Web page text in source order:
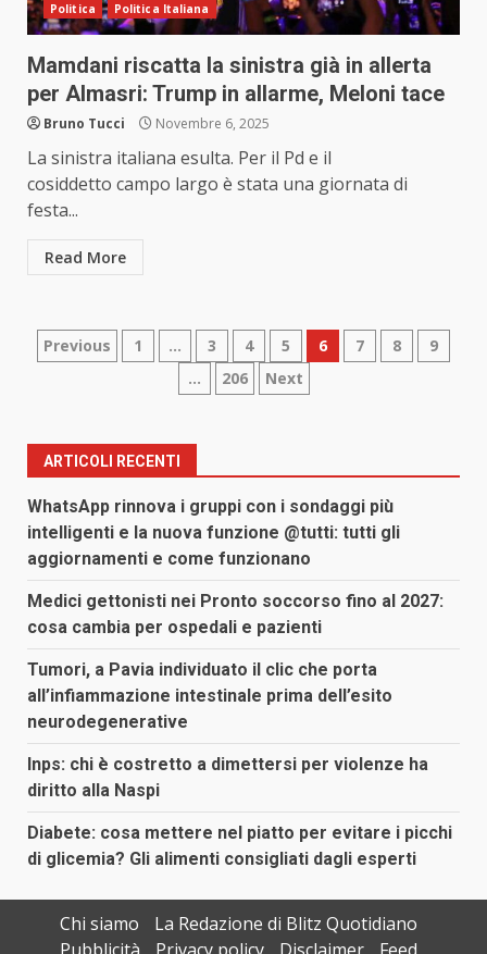
Politica Politica Italiana
Mamdani riscatta la sinistra già in allerta
per Almasri: Trump in allarme, Meloni tace
Bruno Tucci Novembre 6, 2025
La sinistra italiana esulta. Per il Pd e il
cosiddetto campo largo è stata una giornata di
festa...
Read More
Paginazione
articoli
Previous 1 … 3 4 5 6 7 8
9
…
206 Next
ARTICOLI RECENTI
WhatsApp rinnova i gruppi con i sondaggi più
intelligenti e la nuova funzione @tutti: tutti gli
aggiornamenti e come funzionano
Medici gettonisti nei Pronto soccorso fino al 2027:
cosa cambia per ospedali e pazienti
Tumori, a Pavia individuato il clic che porta
all’infiammazione intestinale prima dell’esito
neurodegenerative
Inps: chi è costretto a dimettersi per violenze ha
diritto alla Naspi
Diabete: cosa mettere nel piatto per evitare i picchi
di glicemia? Gli alimenti consigliati dagli esperti
Chi siamo
La Redazione di Blitz Quotidiano